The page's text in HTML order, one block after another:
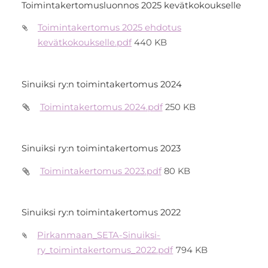
Toimintakertomusluonnos 2025 kevätkokoukselle
Toimintakertomus 2025 ehdotus
kevätkokoukselle.pdf 440 KB
Sinuiksi ry:n toimintakertomus 2024
Toimintakertomus 2024.pdf 250 KB
Sinuiksi ry:n toimintakertomus 2023
Toimintakertomus 2023.pdf 80 KB
Sinuiksi ry:n toimintakertomus 2022
Pirkanmaan_SETA-Sinuiksi-
ry_toimintakertomus_2022.pdf 794 KB